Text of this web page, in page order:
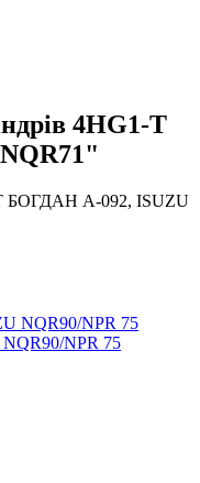
4HG1-T
T БОГДАН А-092, ISUZU
NPR 75